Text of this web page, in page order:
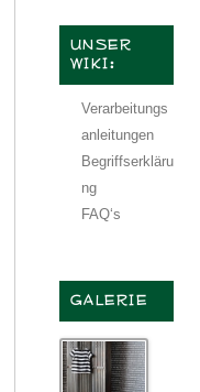
UNSER
WIKI:
Verarbeitungs
anleitungen
Begriffserkläru
ng
FAQ‘s
GALERIE